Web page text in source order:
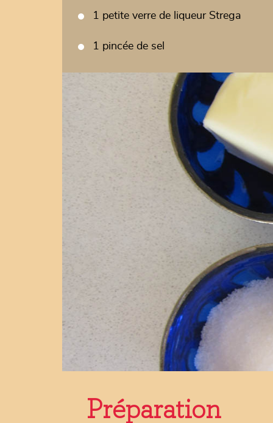
1 petite verre de liqueur Strega
1 pincée de sel
Préparation